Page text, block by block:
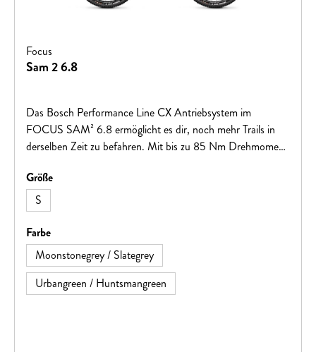
Focus
Sam 2 6.8
Das Bosch Performance Line CX Antriebsystem im
FOCUS SAM² 6.8 ermöglicht es dir, noch mehr Trails in
derselben Zeit zu befahren. Mit bis zu 85 Nm Drehmoment
steilen Anstiegen. Trotz der starken Motorunterstützung
bleibt das Bike spielerisch kontrollierbar, selbst auf
herausfordernden Trail-Passagen. Die 750 Wh Slide-Out-
Batterie kann über die integrierte Ladebuchse am Sitzrohr
des E-MTBs geladen werden oder leicht und schnell ohne
Werkzeug entnommen werden, indem du die Schnalle der
Abdeckung entriegelst und die Batterie an der Lasche
herausziehst.
Größeauswählen
S
Farbeauswählen
Moonstonegrey / Slategrey
Urbangreen / Huntsmangreen